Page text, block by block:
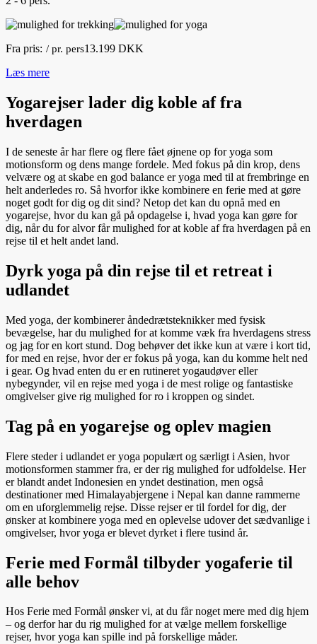
Fra pris: / pr. pers13.199 DKK
Læs mere
Yogarejser lader dig koble af fra
hverdagen
I de seneste år har flere og flere fået øjnene op for yoga som
motionsform og dens mange fordele. Med fokus på din krop, dens
velvære og at skabe en god balance er yoga med til at frembringe en
helt anderledes ro. Så hvorfor ikke kombinere en ferie med at gøre
noget godt for dig og dit sind? Netop det kan du opnå med en
yogarejse, hvor du kan gå på opdagelse i, hvad yoga kan gøre for
dig, når du for alvor får mulighed for at koble af fra hverdagen på en
rejse til et helt andet land.
Dyrk yoga på din rejse til et retreat i
udlandet
Med yoga, der kombinerer åndedrætsteknikker med fysisk
bevægelse, har du mulighed for at komme væk fra hverdagens stress
og jag for en kort stund. Dog behøver det ikke kun at være i kort tid,
for med en rejse, hvor der er fokus på yoga, kan du komme helt ned
i gear. Og hvad enten du er en rutineret yogaudøver eller
nybegynder, vil en rejse med yoga i de mest rolige og fantastiske
omgivelser give rig mulighed for ro i kroppen og sindet.
Tag på en yogarejse og oplev magien
Flere steder i udlandet er yoga populært og særligt i Asien, hvor
motionsformen stammer fra, er der rig mulighed for udfoldelse. Her
er blandt andet Indonesien en yndet destination, men også
destinationer med Himalayabjergene i Nepal kan danne rammerne
om en uforglemmelig rejse. Disse rejser er til fordel for dig, der
ønsker at kombinere yoga med en oplevelse udover det sædvanlige i
omgivelser, hvor yoga er blevet dyrket i flere tusind år.
Ferie med Formål tilbyder yogaferie til
alle behov
Hos Ferie med Formål ønsker vi, at du får noget mere med dig hjem
– og derfor har du rig mulighed for at vælge mellem forskellige
rejser, hvor yoga kan spille ind på forskellige måder.